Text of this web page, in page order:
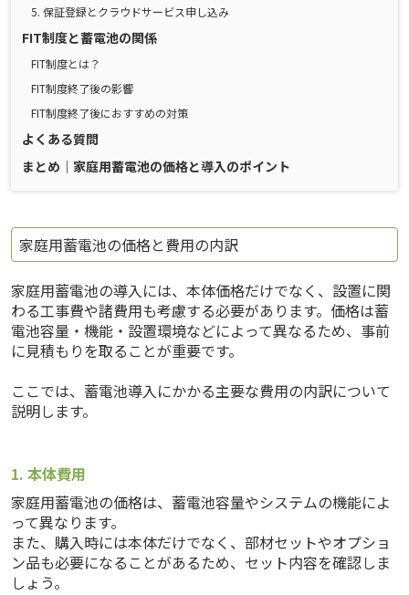
5. 保証登録とクラウドサービス申し込み
FIT制度と蓄電池の関係
FIT制度とは？
FIT制度終了後の影響
FIT制度終了後におすすめの対策
よくある質問
まとめ｜家庭用蓄電池の価格と導入のポイント
家庭用蓄電池の価格と費用の内訳
家庭用蓄電池の導入には、本体価格だけでなく、設置に関
わる工事費や諸費用も考慮する必要があります。価格は蓄
電池容量・機能・設置環境などによって異なるため、事前
に見積もりを取ることが重要です。
ここでは、蓄電池導入にかかる主要な費用の内訳について
説明します。
1. 本体費用
家庭用蓄電池の価格は、蓄電池容量やシステムの機能によ
って異なります。
また、購入時には本体だけでなく、部材セットやオプショ
ン品も必要になることがあるため、セット内容を確認しま
しょう。